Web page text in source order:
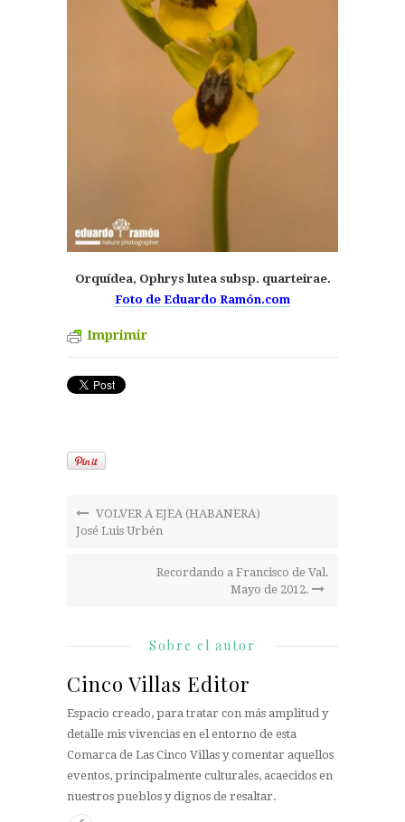
Orquídea, Ophrys lutea subsp. quarteirae.
Foto de Eduardo Ramón.com
Imprimir
VOLVER A EJEA (HABANERA)
José Luis Urbén
Recordando a Francisco de Val.
Mayo de 2012.
Sobre el autor
Cinco Villas Editor
Espacio creado, para tratar con más amplitud y
detalle mis vivencias en el entorno de esta
Comarca de Las Cinco Villas y comentar aquellos
eventos, principalmente culturales, acaecidos en
nuestros pueblos y dignos de resaltar.